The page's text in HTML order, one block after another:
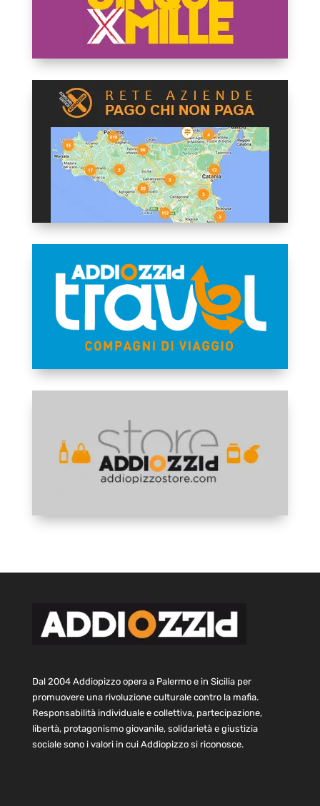
Dal 2004 Addiopizzo opera a Palermo e in Sicilia per
promuovere una rivoluzione culturale contro la mafia.
Responsabilità individuale e collettiva, partecipazione,
libertà, protagonismo giovanile, solidarietà e giustizia
sociale sono i valori in cui Addiopizzo si riconosce.